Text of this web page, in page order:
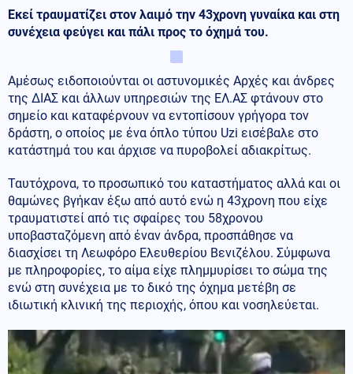
Εκεί τραυματίζει στον λαιμό την 43χρονη γυναίκα και στη
συνέχεια φεύγει και πάλι προς το όχημά του.
Αμέσως ειδοποιούνται οι αστυνομικές Αρχές και άνδρες
της ΔΙΑΣ και άλλων υπηρεσιών της ΕΛ.ΑΣ φτάνουν στο
σημείο και καταφέρνουν να εντοπίσουν γρήγορα τον
δράστη, ο οποίος με ένα όπλο τύπου Uzi εισέβαλε στο
κατάστημά του και άρχισε να πυροβολεί αδιακρίτως.
Ταυτόχρονα, το προσωπικό του καταστήματος αλλά και οι
θαμώνες βγήκαν έξω από αυτό ενώ η 43χρονη που είχε
τραυματιστεί από τις σφαίρες του 58χρονου
υποβασταζόμενη από έναν άνδρα, προσπάθησε να
διασχίσει τη Λεωφόρο Ελευθερίου Βενιζέλου. Σύμφωνα
με πληροφορίες, το αίμα είχε πλημμυρίσει το σώμα της
ενώ στη συνέχεια με το δικό της όχημα μετέβη σε
ιδιωτική κλινική της περιοχής, όπου και νοσηλεύεται.